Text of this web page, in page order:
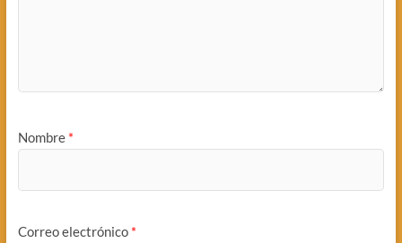
Nombre *
Correo electrónico *